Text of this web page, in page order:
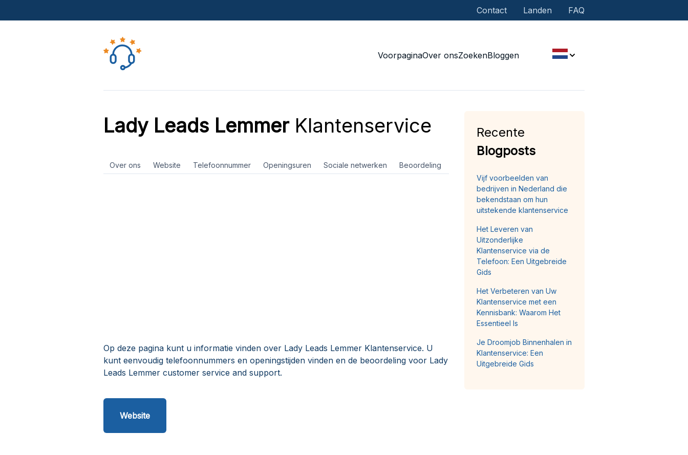
Contact Landen FAQ
VoorpaginaOver onsZoekenBloggen
Lady Leads LemmerKlantenservice
Over ons Website Telefoonnummer Openingsuren Sociale netwerken Beoordeling
Op deze pagina kunt u informatie vinden over Lady Leads Lemmer Klantenservice. U
kunt eenvoudig telefoonnummers en openingstijden vinden en de beoordeling voor Lady
Leads Lemmer customer service and support.
Website
Recente
Blogposts
Vijf voorbeelden van
bedrijven in Nederland die
bekendstaan om hun
uitstekende klantenservice
Het Leveren van
Uitzonderlijke
Klantenservice via de
Telefoon: Een Uitgebreide
Gids
Het Verbeteren van Uw
Klantenservice met een
Kennisbank: Waarom Het
Essentieel Is
Je Droomjob Binnenhalen in
Klantenservice: Een
Uitgebreide Gids